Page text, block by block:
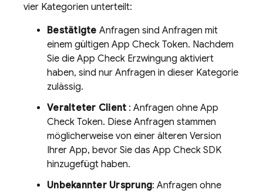
vier Kategorien unterteilt:
Bestätigte Anfragen sind Anfragen mit
einem gültigen App Check Token. Nachdem
Sie die App Check Erzwingung aktiviert
haben, sind nur Anfragen in dieser Kategorie
zulässig.
Veralteter Client : Anfragen ohneApp
Check Token. Diese Anfragen stammen
möglicherweise von einer älteren Version
Ihrer App, bevor Sie das App Check SDK
hinzugefügt haben.
Unbekannter Ursprung: Anfragen ohne